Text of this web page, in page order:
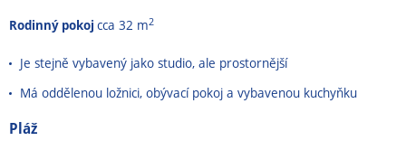
Rodinný pokoj cca 32 m2
Je stejně vybavený jako studio, ale prostornější
Má oddělenou ložnici, obývací pokoj a vybavenou kuchyňku
Pláž